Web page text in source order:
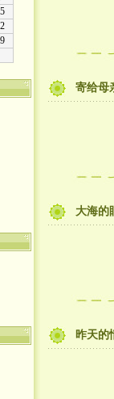
寄给母
大海的
昨天的